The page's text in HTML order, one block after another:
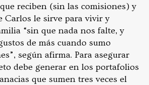
reciben (sin las comisiones) y
Carlos le sirve para vivir y
“sin que nada nos falte, y
de más cuando sumo
según afirma. Para asegurar
debe generar en los portafolios
que sumen tres veces el